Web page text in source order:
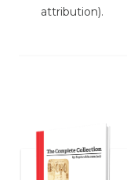
attribution).